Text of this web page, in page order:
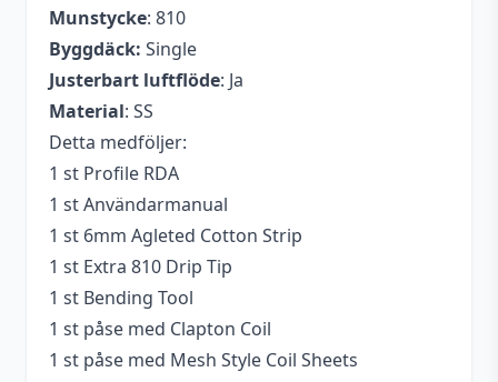
Munstycke: 810
Byggdäck: Single
Justerbart luftflöde: Ja
Material: SS
Detta medföljer:
1 st Profile RDA
1 st Användarmanual
1 st 6mm Agleted Cotton Strip
1 st Extra 810 Drip Tip
1 st Bending Tool
1 st påse med Clapton Coil
1 st påse med Mesh Style Coil Sheets